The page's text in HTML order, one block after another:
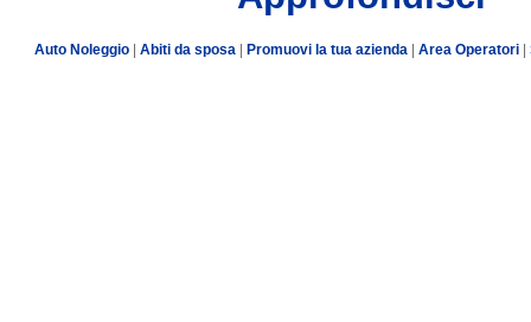
Auto Noleggio| Abiti da sposa| Promuovi la tua azienda Area Operatori